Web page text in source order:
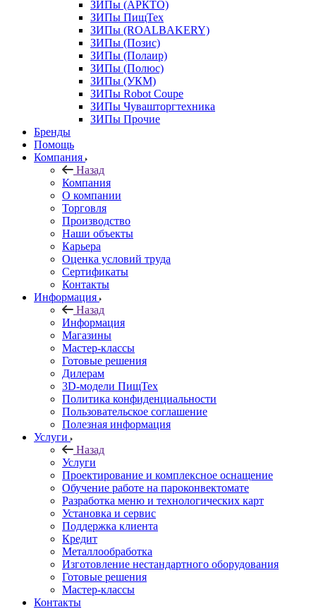
ЗИПы (АРКТО)
ЗИПы ПищТех
ЗИПы (ROALBAKERY)
ЗИПы (Позис)
ЗИПы (Полаир)
ЗИПы (Полюс)
ЗИПы (УКМ)
ЗИПы Robot Coupe
ЗИПы Чувашторгтехника
ЗИПы Прочие
Бренды
Помощь
Компания
Назад
Компания
О компании
Торговля
Производство
Наши объекты
Карьера
Оценка условий труда
Сертификаты
Контакты
Информация
Назад
Информация
Магазины
Мастер-классы
Готовые решения
Дилерам
3D-модели ПищТех
Политика конфиденциальности
Пользовательское соглашение
Полезная информация
Услуги
Назад
Услуги
Проектирование и комплексное оснащение
Обучение работе на пароконвектомате
Разработка меню и технологических карт
Установка и сервис
Поддержка клиента
Кредит
Металлообработка
Изготовление нестандартного оборудования
Готовые решения
Мастер-классы
Контакты